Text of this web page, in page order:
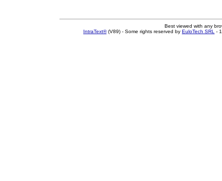
Best viewed with any
IntraText®(V89) - Some rights reserved by EuloTech SRL -